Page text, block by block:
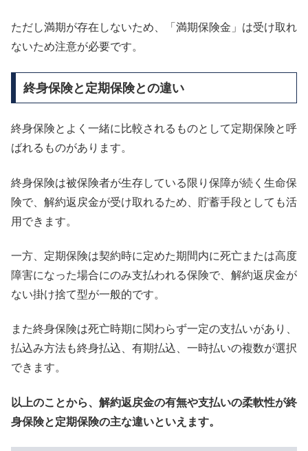
ただし満期が存在しないため、「満期保険金」は受け取れ
ないため注意が必要です。
終身保険と定期保険との違い
終身保険とよく一緒に比較されるものとして定期保険と呼
ばれるものがあります。
終身保険は被保険者が生存している限り保障が続く生命保
険で、解約返戻金が受け取れるため、貯蓄手段としても活
用できます。
一方、定期保険は契約時に定めた期間内に死亡または高度
障害になった場合にのみ支払われる保険で、解約返戻金が
ない掛け捨て型が一般的です。
また終身保険は死亡時期に関わらず一定の支払いがあり、
払込み方法も終身払込、有期払込、一時払いの複数が選択
できます。
以上のことから、解約返戻金の有無や支払いの柔軟性が終
身保険と定期保険の主な違いといえます。